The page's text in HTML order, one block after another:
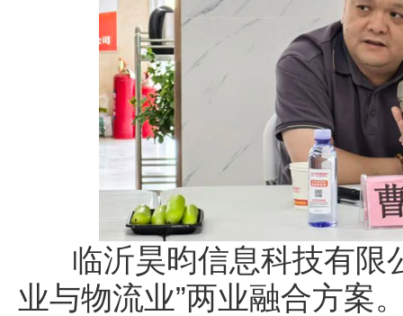
临沂昊昀信息科技有限
业与物流业”两业融合方案